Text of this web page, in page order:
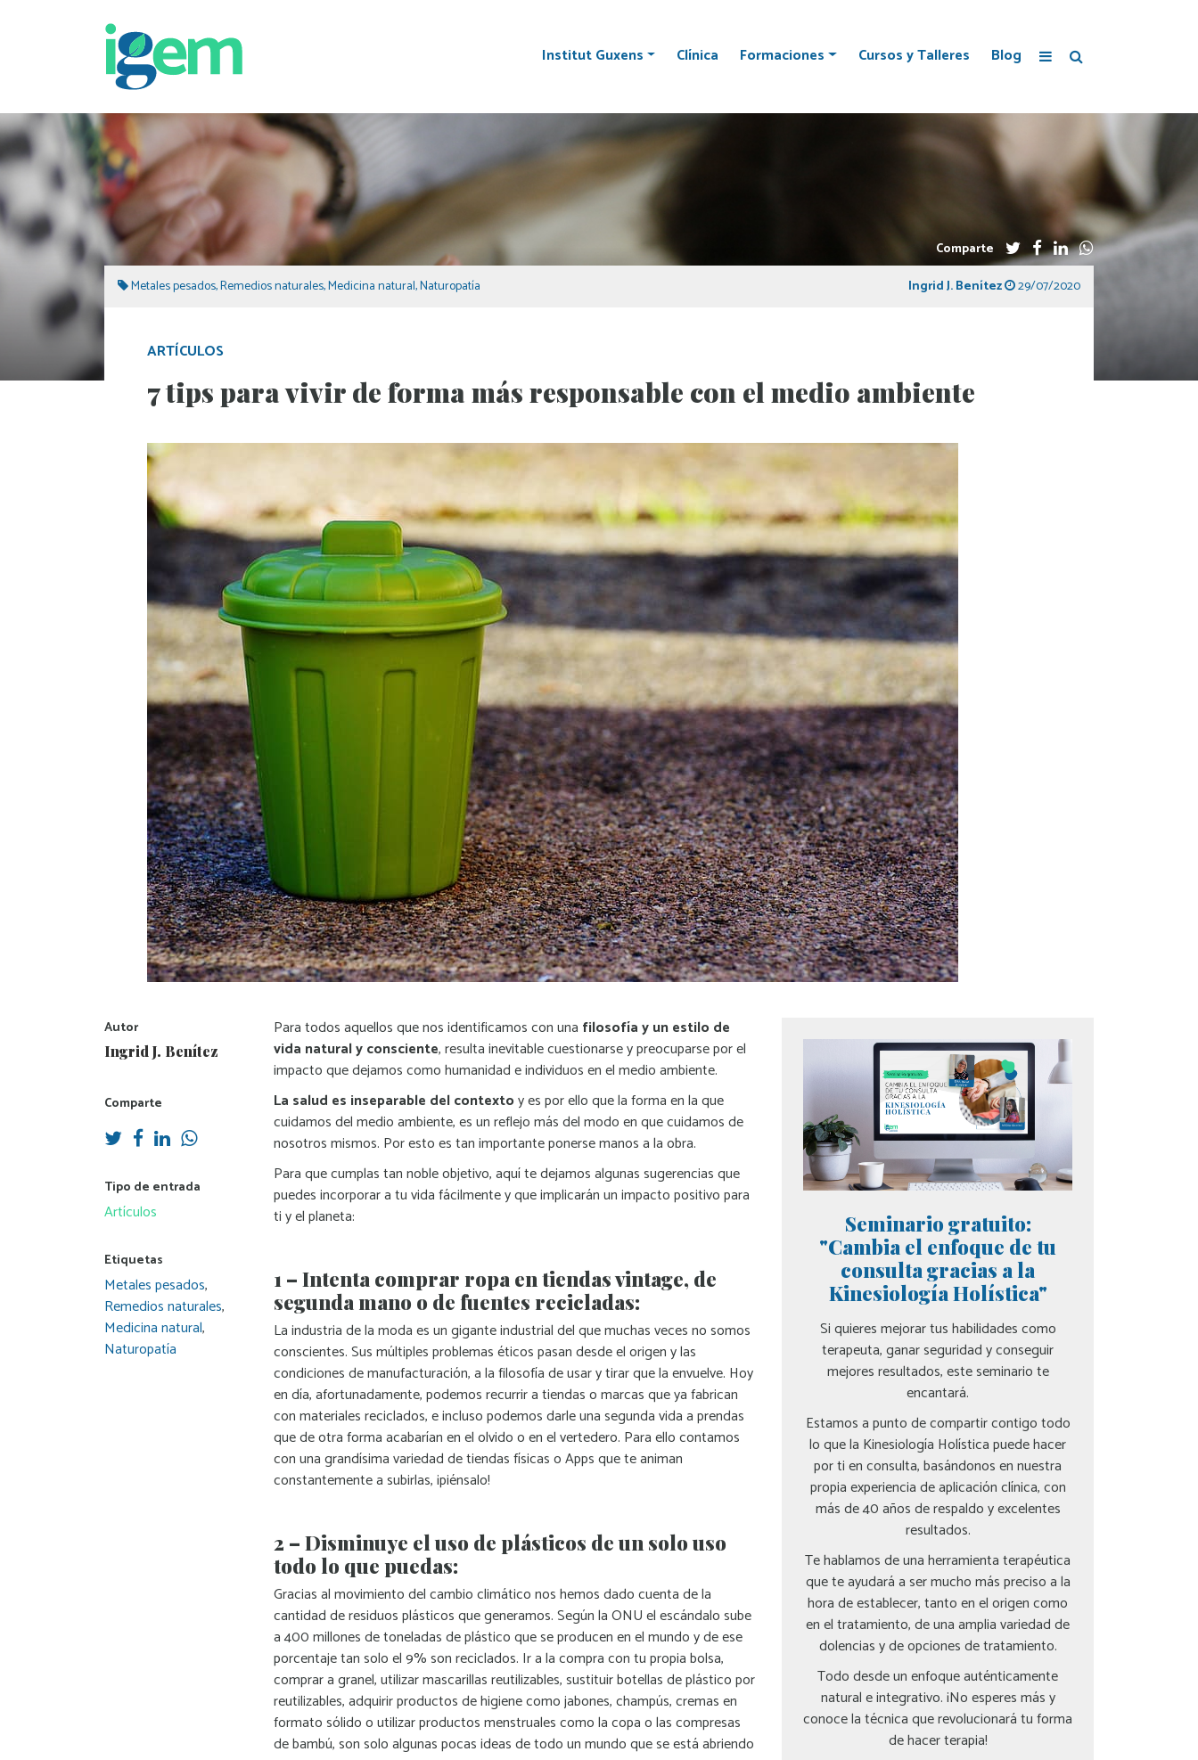
Institut Guxens Clínica Formaciones Cursos y Talleres Blog
Comparte
Metales pesados,Remedios naturales,Medicina natural,Naturopatía Ingrid J. Benítez 29/07/2020
ARTÍCULOS
7 tips para vivir de forma más responsable con el medio ambiente
Autor
Ingrid J. Benítez
Comparte
Tipo de entrada
Artículos
Etiquetas
Metales pesados,
Remedios naturales,
Medicina natural,
Naturopatía
Para todos aquellos que nos identificamos con una filosofía y un estilo de
vida natural y consciente, resulta inevitable cuestionarse y preocuparse por el
impacto que dejamos como humanidad e individuos en el medio ambiente.
La salud es inseparable del contextoy es por ello que la forma en la que
cuidamos del medio ambiente, es un reflejo más del modo en que cuidamos de
nosotros mismos. Por esto es tan importante ponerse manos a la obra.
Para que cumplas tan noble objetivo, aquí te dejamos algunas sugerencias que
puedes incorporar a tu vida fácilmente y que implicarán un impacto positivo para
ti y el planeta:
1 – Intenta comprar ropa en tiendas vintage, de
segunda mano o de fuentes recicladas:
La industria de la moda es un gigante industrial del que muchas veces no somos
conscientes. Sus múltiples problemas éticos pasan desde el origen y las
condiciones de manufacturación, a la filosofía de usar y tirar que la envuelve. Hoy
en día, afortunadamente, podemos recurrir a tiendas o marcas que ya fabrican
con materiales reciclados, e incluso podemos darle una segunda vida a prendas
que de otra forma acabarían en el olvido o en el vertedero. Para ello contamos
con una grandísima variedad de tiendas físicas o Apps que te animan
constantemente a subirlas, ¡piénsalo!
2 – Disminuye el uso de plásticos de un solo uso
todo lo que puedas:
Gracias al movimiento del cambio climático nos hemos dado cuenta de la
cantidad de residuos plásticos que generamos. Según la ONU el escándalo sube
a 400 millones de toneladas de plástico que se producen en el mundo y de ese
porcentaje tan solo el 9% son reciclados. Ir a la compra con tu propia bolsa,
comprar a granel, utilizar mascarillas reutilizables, sustituir botellas de plástico por
reutilizables, adquirir productos de higiene como jabones, champús, cremas en
formato sólido o utilizar productos menstruales como la copa o las compresas
de bambú, son solo algunas pocas ideas de todo un mundo que se está abriendo
Seminario gratuito:
"Cambia el enfoque de tu
consulta gracias a la
Kinesiología Holística"
Si quieres mejorar tus habilidades como
terapeuta, ganar seguridad y conseguir
mejores resultados, este seminario te
encantará.
Estamos a punto de compartir contigo todo
lo que la Kinesiología Holística puede hacer
por ti en consulta, basándonos en nuestra
propia experiencia de aplicación clínica, con
más de 40 años de respaldo y excelentes
resultados.
Te hablamos de una herramienta terapéutica
que te ayudará a ser mucho más preciso a la
hora de establecer, tanto en el origen como
en el tratamiento, de una amplia variedad de
dolencias y de opciones de tratamiento.
Todo desde un enfoque auténticamente
natural e integrativo. ¡No esperes más y
conoce la técnica que revolucionará tu forma
de hacer terapia!